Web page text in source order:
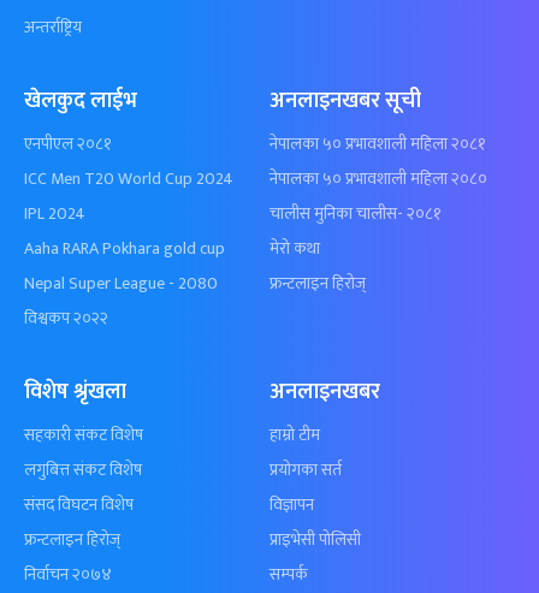
अन्तर्राष्ट्रिय
खेलकुद लाईभ
एनपीएल २०८१
ICC Men T20 World Cup 2024
IPL 2024
Aaha RARA Pokhara gold cup
Nepal Super League - 2080
विश्वकप २०२२
अनलाइनखबर सूची
नेपालका ५० प्रभावशाली महिला २०८१
नेपालका ५० प्रभावशाली महिला २०८०
चालीस मुनिका चालीस- २०८१
मेरो कथा
फ्रन्टलाइन हिरोज्
विशेष श्रृंखला
सहकारी संकट विशेष
लगुबित्त संकट विशेष
संसद विघटन विशेष
फ्रन्टलाइन हिरोज्
निर्वाचन २०७४
अनलाइनखबर
हाम्रो टीम
प्रयोगका सर्त
विज्ञापन
प्राइभेसी पोलिसी
सम्पर्क